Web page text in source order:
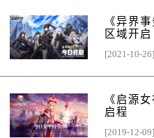
《异界
区域开启
[2021-10-26]
《启源
启程
[2019-12-09]